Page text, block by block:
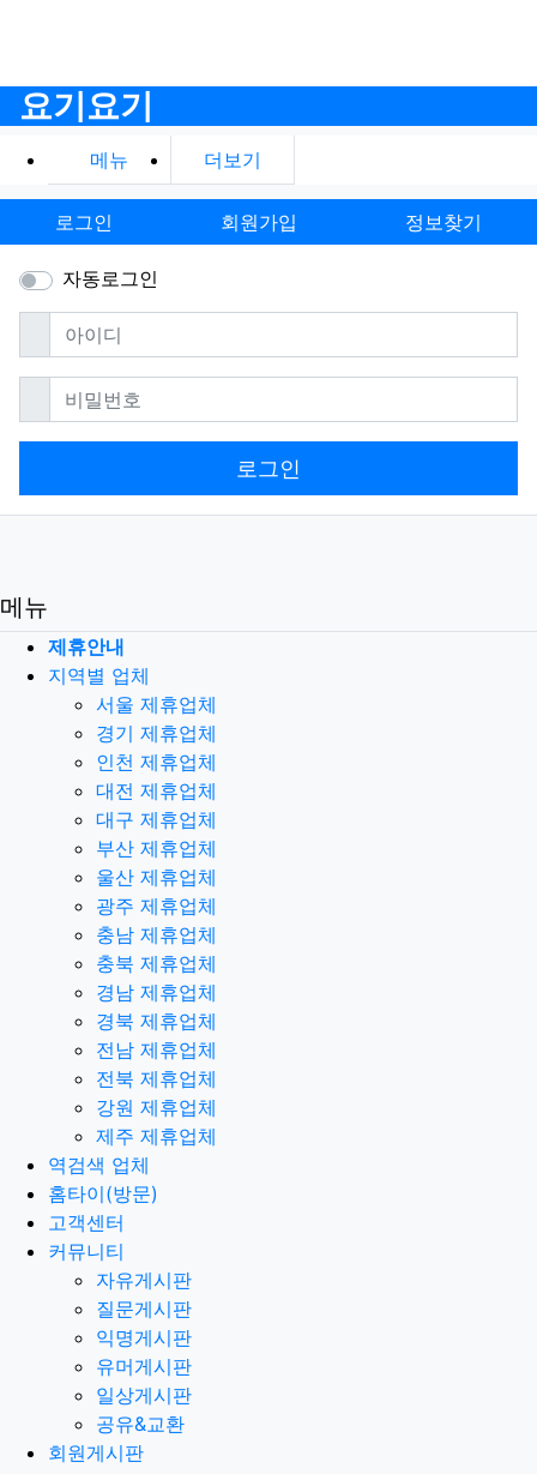
요기요기
메뉴 더보기
로그인 회원가입 정보찾기
자동로그인
아이디필수
비밀번호필수
로그인
메뉴
제휴안내
지역별 업체
서울 제휴업체
경기 제휴업체
인천 제휴업체
대전 제휴업체
대구 제휴업체
부산 제휴업체
울산 제휴업체
광주 제휴업체
충남 제휴업체
충북 제휴업체
경남 제휴업체
경북 제휴업체
전남 제휴업체
전북 제휴업체
강원 제휴업체
제주 제휴업체
역검색 업체
홈타이(방문)
고객센터
커뮤니티
자유게시판
질문게시판
익명게시판
유머게시판
일상게시판
공유&교환
회원게시판